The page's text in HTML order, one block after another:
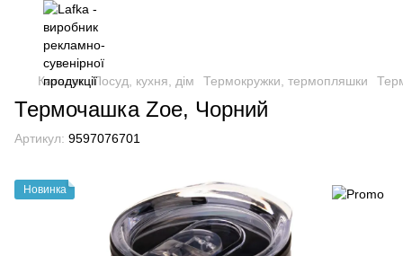
Каталог Посуд, кухня, дім Термокружки, термопляшки
Термочашка Zoe, Чорний
Артикул: 9597076701
Новинка